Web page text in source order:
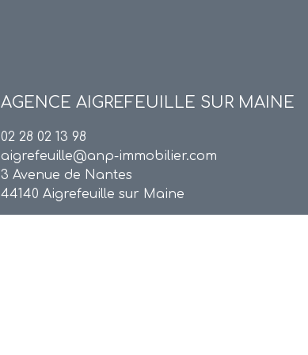
AGENCE AIGREFEUILLE SUR MAINE
02 28 02 13 98
aigrefeuille@anp-immobilier.com
3 Avenue de Nantes
44140 Aigrefeuille sur Maine